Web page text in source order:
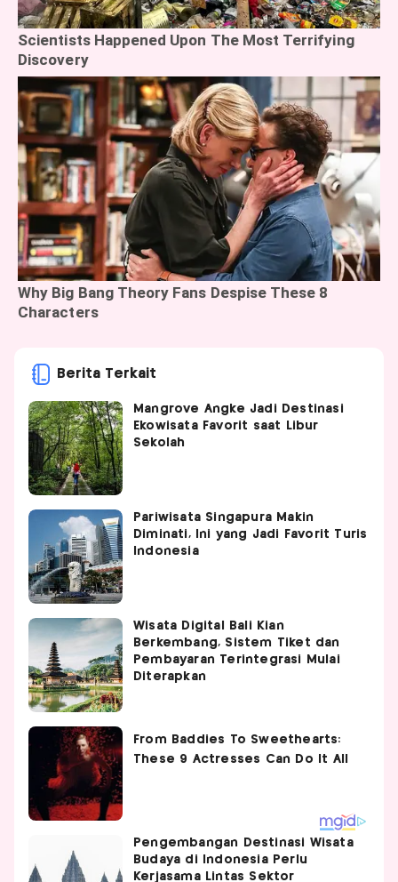
Berita Terkait
Mangrove Angke Jadi Destinasi
Ekowisata Favorit saat Libur
Sekolah
Pariwisata Singapura Makin
Diminati, Ini yang Jadi Favorit Turis
Indonesia
Wisata Digital Bali Kian
Berkembang, Sistem Tiket dan
Pembayaran Terintegrasi Mulai
Diterapkan
Pengembangan Destinasi Wisata
Budaya di Indonesia Perlu
Kerjasama Lintas Sektor